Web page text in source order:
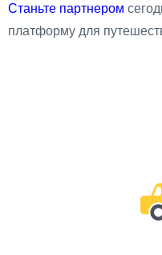
Станьте партнером
платформу для